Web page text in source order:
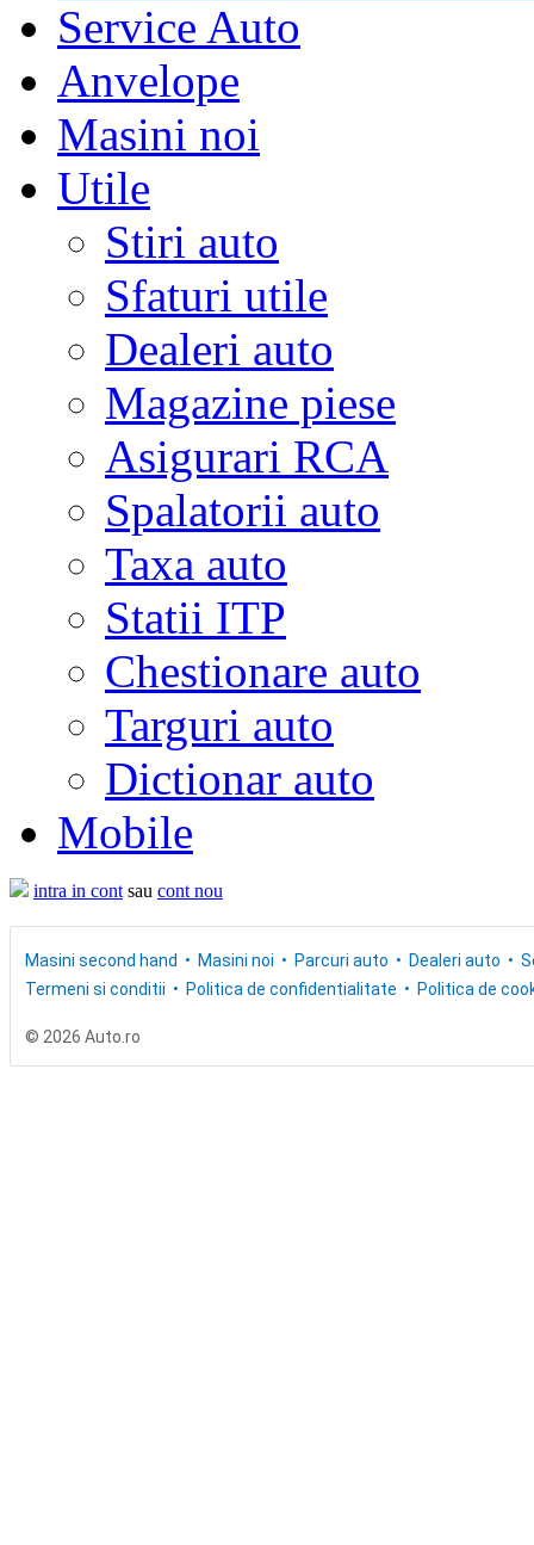
Service Auto
Anvelope
Masini noi
Utile
Stiri auto
Sfaturi utile
Dealeri auto
Magazine piese
Asigurari RCA
Spalatorii auto
Taxa auto
Statii ITP
Chestionare auto
Targuri auto
Dictionar auto
Mobile
intra in cont sau cont nou
Masini second hand Masini noi Parcuri auto Dealeri auto
Termeni si conditii
Politica de confidentialitate Politica de
© 2026 Auto.ro